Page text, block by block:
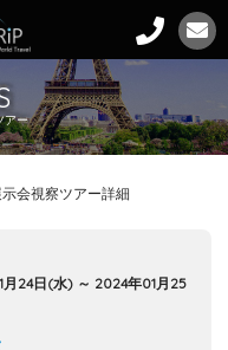
アー
会視察ツアー詳細
24日(水) ～ 2024年01月25